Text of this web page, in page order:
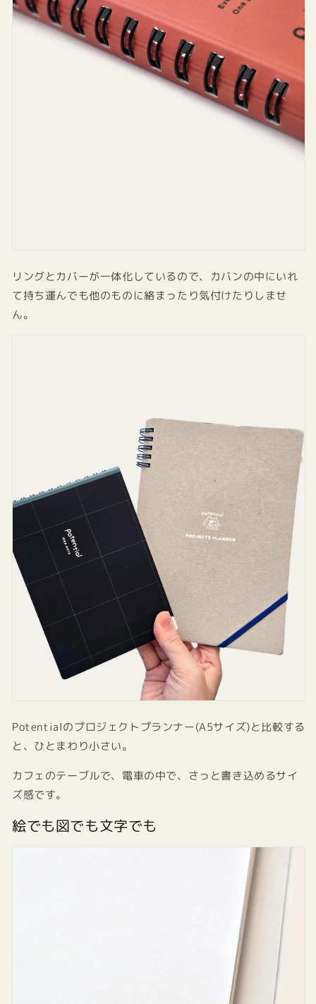
リングとカバーが一体化しているので、カバンの中にいれ
て持ち運んでも他のものに絡まったり気付けたりしませ
ん。
Potentialのプロジェクトプランナー(A5サイズ)と比較する
と、ひとまわり小さい。
カフェのテーブルで、電車の中で、さっと書き込めるサイ
ズ感です。
絵でも図でも文字でも